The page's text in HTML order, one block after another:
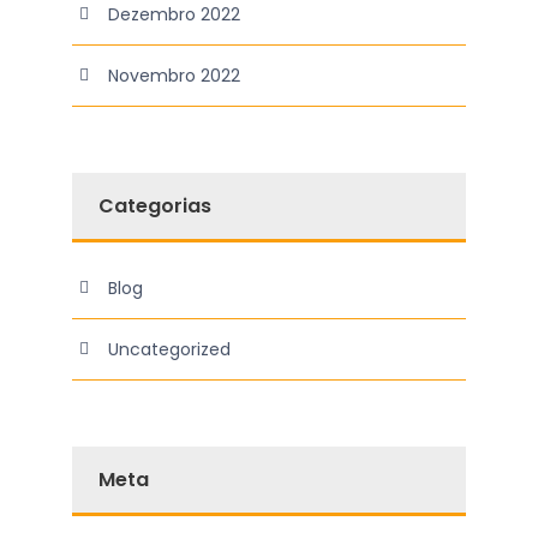
Dezembro 2022
Novembro 2022
Categorias
Blog
Uncategorized
Meta